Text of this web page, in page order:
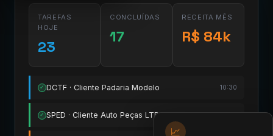
TAREFAS
HOJE
23
CONCLUÍDAS
17
RECEITA MÊS
R$ 84k
✓ DCTF · Cliente Padaria Modelo 10:30
✓ SPED · Cliente Auto Peças LTDA 11:15
📈